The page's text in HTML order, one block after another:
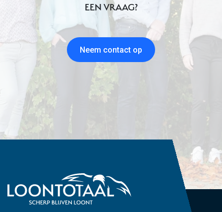
EEN VRAAG?
Neem contact op